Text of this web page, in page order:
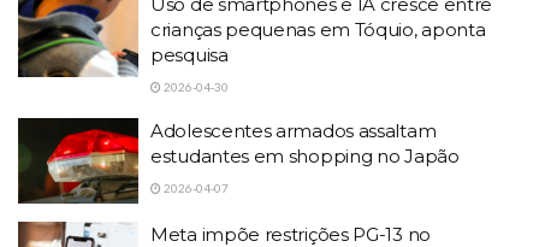
crianças pequenas em Tóquio, aponta
pesquisa
2026-04-30
Adolescentes armados assaltam
estudantes em shopping no Japão
2026-04-07
Meta impõe restrições PG-13 no